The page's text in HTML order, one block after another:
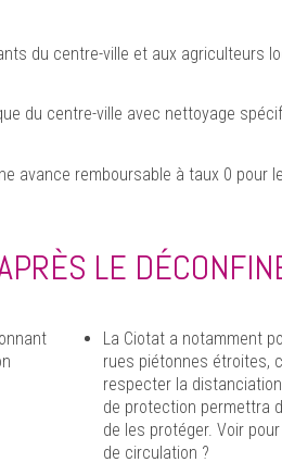
du centre-ville et aux agriculteurs
du centre-ville avec nettoyage
avance remboursable à taux 0 pour
LE
La Ciotat a notamment
rues piétonnes étroites,
respecter la
de protection permettra
de les protéger. Voir
de circulation ?